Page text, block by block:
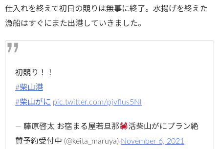
仕入れを終えて初日の競りは無事に終了。水揚げを終えた
漁船はすぐにまた出港していきました。
初競り！！
#柴山港
#柴山がに pic.twitter.com/pjvfIus5Nl
— 藤原啓太 お宿まる屋若旦那
活柴山がにプラン絶
賛予約受付中 (@keita_maruya) November 6, 2021